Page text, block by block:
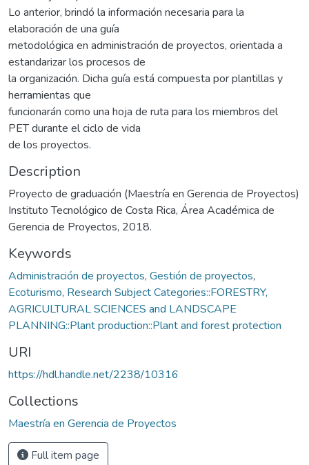
Lo anterior, brindó la información necesaria para la
elaboración de una guía
metodológica en administración de proyectos, orientada a
estandarizar los procesos de
la organización. Dicha guía está compuesta por plantillas y
herramientas que
funcionarán como una hoja de ruta para los miembros del
PET durante el ciclo de vida
de los proyectos.
Description
Proyecto de graduación (Maestría en Gerencia de Proyectos)
Instituto Tecnológico de Costa Rica, Área Académica de
Gerencia de Proyectos, 2018.
Keywords
Administración de proyectos, Gestión de proyectos,
Ecoturismo, Research Subject Categories::FORESTRY,
AGRICULTURAL SCIENCES and LANDSCAPE
PLANNING::Plant production::Plant and forest protection
URI
https://hdl.handle.net/2238/10316
Collections
Maestría en Gerencia de Proyectos
Full item page